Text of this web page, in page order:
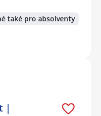
také pro absolventy
|